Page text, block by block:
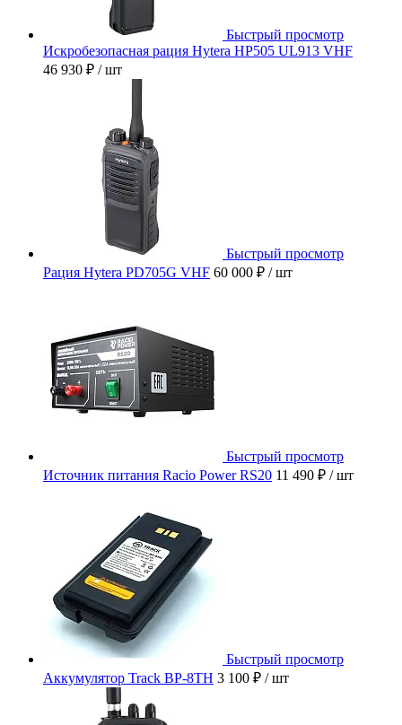
Быстрый просмотр
Искробезопасная рация Hytera HP505 UL913 VHF
46 930 ₽ / шт
Быстрый просмотр
Рация Hytera PD705G VHF 60 000 ₽ / шт
Быстрый просмотр
Источник питания Racio Power RS20 11 490 ₽ / шт
Быстрый просмотр
Аккумулятор Track BP-8TH 3 100 ₽ / шт